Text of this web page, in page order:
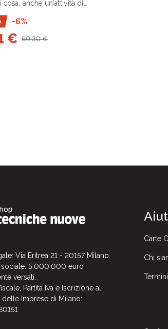
cosa, anche un’attività di
può sembrare scontato,
è.-6%
€ 60,30 €
Via Eritrea 21 - 20157 Milano.
sociale: 5.000.000 euro
versati.
Partita Iva e Iscrizione al
delle Imprese di Milano:
Carte
Chi